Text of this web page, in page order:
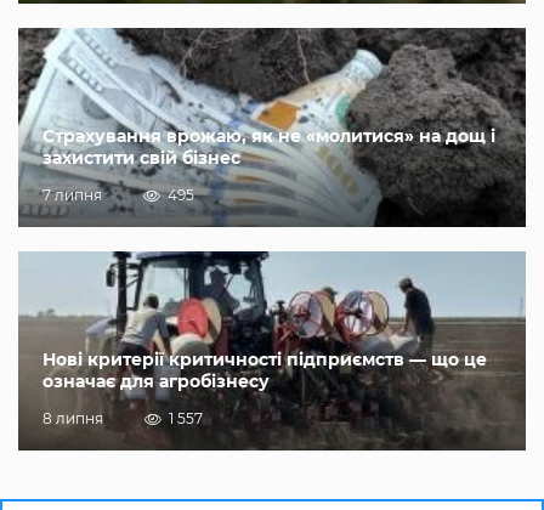
Страхування врожаю, як не «молитися» на дощ і
захистити свій бізнес
7 липня 495
Нові критерії критичності підприємств — що це
означає для агробізнесу
8 липня 1 557